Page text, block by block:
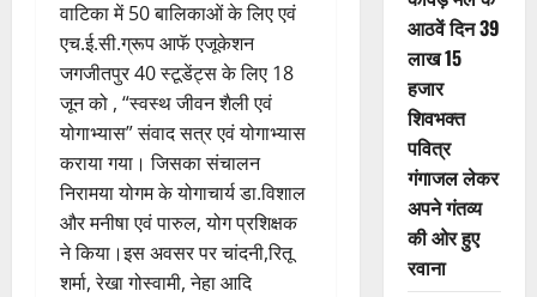
वाटिका में 50 बालिकाओं के लिए एवं
एच.ई.सी.ग्रूप आफॅ एजूकेशन
जगजीतपुर 40 स्टूडेंट्स के लिए 18
जून को , “स्वस्थ जीवन शैली एवं
योगाभ्यास” संवाद सत्र एवं योगाभ्यास
कराया गया। जिसका संचालन
निरामया योगम के योगाचार्य डा.विशाल
और मनीषा एवं पारुल, योग प्रशिक्षक
ने किया।इस अवसर पर चांदनी,रितू
शर्मा, रेखा गोस्वामी, नेहा आदि
आठवें दिन 39
लाख 15
हजार
शिवभक्त
पवित्र
गंगाजल लेकर
अपने गंतव्य
की ओर हुए
रवाना